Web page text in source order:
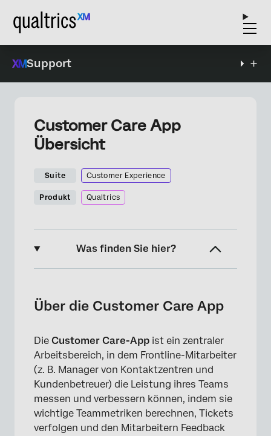
Support
Customer Care App
Übersicht
Suite Customer Experience
Produkt Qualtrics
Was finden Sie hier?
Erforderliche Berechtigungen
Navigieren in der Customer Care App
Registerkarte “Coaching
Über die Customer Care App
Die Customer Care-App ist ein zentraler
Arbeitsbereich, in dem Frontline-Mitarbeiter
(z. B. Manager von Kontaktzentren und
Kundenbetreuer) die Leistung ihres Teams
messen und verbessern können, indem sie
wichtige Teammetriken berechnen, Tickets
verfolgen und den Mitarbeitern Feedback